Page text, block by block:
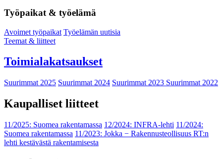
Työpaikat & työelämä
Avoimet työpaikat Työelämän uutisia
Teemat & liitteet
Toimialakatsaukset
Suurimmat 2025 Suurimmat 2024 Suurimmat 2023 Suurimmat 2022
Kaupalliset liitteet
11/2025: Suomea rakentamassa 12/2024: INFRA-lehti 11/2024:
Suomea rakentamassa 11/2023: Jokka − Rakennusteollisuus RT:n
lehti kestävästä rakentamisesta